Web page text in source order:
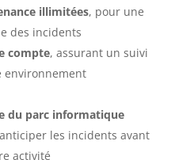
illimitées, pour une
des incidents
compte, assurant un suivi
environnement
du parc informatique
les incidents avant
activité